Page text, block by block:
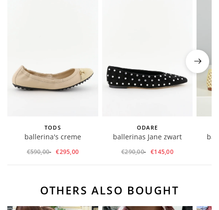
TODS
ballerina's creme
€590,00 €295,00
ODARE
ballerinas Jane zwart
€290,00 €145,00
OTHERS ALSO BOUGHT